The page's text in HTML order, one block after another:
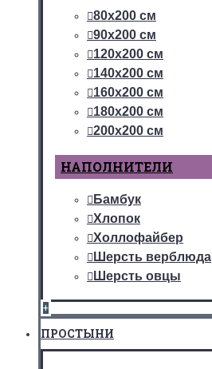
80х200 см
90х200 см
120х200 см
140х200 см
160х200 см
180х200 см
200х200 см
НАПОЛНИТЕЛИ
Бамбук
Хлопок
Холлофайбер
Шерсть верблюда
Шерсть овцы
+
ПРОСТЫНИ